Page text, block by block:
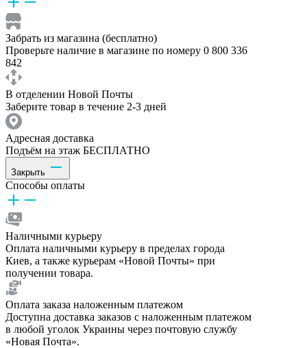
Забрать из магазина (бесплатно)
Проверьте наличие в магазине по номеру 0 800 336
842
В отделении Новой Почты
Заберите товар в течение 2-3 дней
Адресная доставка
Подъём на этаж БЕСПЛАТНО
Закрыть
Способы оплаты
Наличными курьеру
Оплата наличными курьеру в пределах города
Киев, а также курьерам «Новой Почты» при
получении товара.
Оплата заказа наложенным платежом
Доступна доставка заказов с наложенным платежом
в любой уголок Украины через почтовую службу
«Новая Почта».